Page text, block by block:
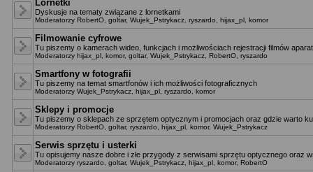
Lornetki
Dyskusje na tematy związane z lornetkami
Moderatorzy RobertO goltar, Wujek_Pstrykacz ryszardo hijax_pl komor
Filmowanie cyfrowe
Tu piszemy o kamerach wideo, funkcjach i możliwościach rejestracji filmów
Moderatorzy hijax_pl komor, goltar, Wujek_Pstrykacz RobertO ryszardo
Smartfony w fotografii
Tu piszemy na temat smartfonów i ich możliwości fotograficznych
Moderatorzy Wujek_Pstrykacz hijax_pl ryszardo komor
Sklepy i promocje
Tu piszemy o sklepach ze sprzętem optycznym i promocjach oraz gdzie warto
Moderatorzy RobertO goltar, ryszardo hijax_pl komor, Wujek_Pstrykacz
Serwis sprzętu i usterki
Tu opisujemy nasze dobre i złe przygody z serwisami sprzętu optycznego oraz
Moderatorzy ryszardo goltar, Wujek_Pstrykacz hijax_pl komor, RobertO